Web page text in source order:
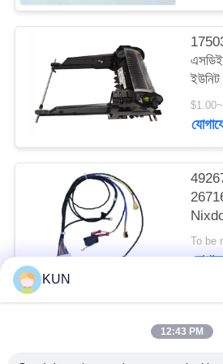
PRIVACY
মেশিন
AFD
ATM
To be
KUN
12:43 PM